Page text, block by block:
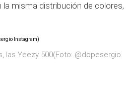
la misma distribución de colores,
las Yeezy 500(Foto: @dopesergio